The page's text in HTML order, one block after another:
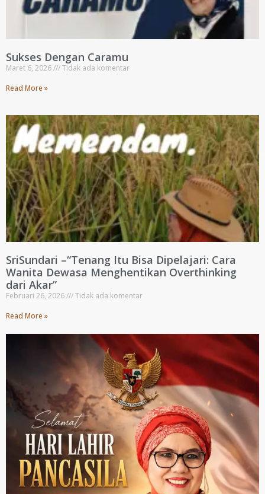
Sukses Dengan Caramu
Maret 6, 2026
Tidak ada komentar
Read More »
SriSundari –“Tenang Itu Bisa Dipelajari: Cara
Wanita Dewasa Menghentikan Overthinking
dari Akar”
Februari 26, 2026
Tidak ada komentar
Read More »